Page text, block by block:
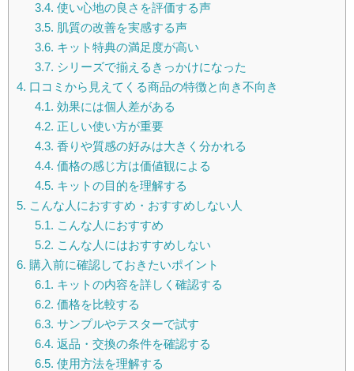
3.4. 使い心地の良さを評価する声
3.5. 肌質の改善を実感する声
3.6. キット特典の満足度が高い
3.7. シリーズで揃えるきっかけになった
4. 口コミから見えてくる商品の特徴と向き不向き
4.1. 効果には個人差がある
4.2. 正しい使い方が重要
4.3. 香りや質感の好みは大きく分かれる
4.4. 価格の感じ方は価値観による
4.5. キットの目的を理解する
5. こんな人におすすめ・おすすめしない人
5.1. こんな人におすすめ
5.2. こんな人にはおすすめしない
6. 購入前に確認しておきたいポイント
6.1. キットの内容を詳しく確認する
6.2. 価格を比較する
6.3. サンプルやテスターで試す
6.4. 返品・交換の条件を確認する
6.5. 使用方法を理解する